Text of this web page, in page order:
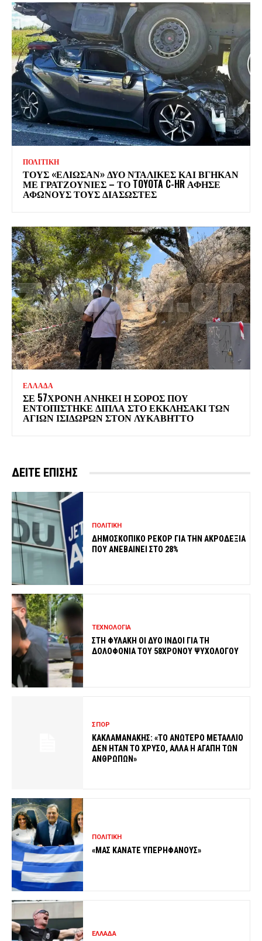
ΠΟΛΙΤΙΚΗ
ΤΟΥΣ «ΕΛΙΩΣΑΝ» ΔΥΟ ΝΤΑΛΙΚΕΣ ΚΑΙ ΒΓΗΚΑΝ
ΜΕ ΓΡΑΤΖΟΥΝΙΕΣ – ΤΟ TOYOTA C-HR ΑΦΗΣΕ
ΑΦΩΝΟΥΣ ΤΟΥΣ ΔΙΑΣΩΣΤΕΣ
ΕΛΛΑΔΑ
ΣΕ 57ΧΡΟΝΗ ΑΝΗΚΕΙ Η ΣΟΡΟΣ ΠΟΥ
ΕΝΤΟΠΙΣΤΗΚΕ ΔΙΠΛΑ ΣΤΟ ΕΚΚΛΗΣΑΚΙ ΤΩΝ
ΑΓΙΩΝ ΙΣΙΔΩΡΩΝ ΣΤΟΝ ΛΥΚΑΒΗΤΤΟ
ΔΕΙΤΕ ΕΠΙΣΗΣ
ΠΟΛΙΤΙΚΗ
ΔΗΜΟΣΚΟΠΙΚΟ ΡΕΚΟΡ ΓΙΑ ΤΗΝ ΑΚΡΟΔΕΞΙΑ
ΠΟΥ ΑΝΕΒΑΙΝΕΙ ΣΤΟ 28%
ΤΕΧΝΟΛΟΓΙΑ
ΣΤΗ ΦΥΛΑΚΗ ΟΙ ΔΥΟ ΙΝΔΟΙ ΓΙΑ ΤΗ
ΔΟΛΟΦΟΝΙΑ ΤΟΥ 58ΧΡΟΝΟΥ ΨΥΧΟΛΟΓΟΥ
ΣΠΟΡ
ΚΑΚΛΑΜΑΝΑΚΗΣ: «ΤΟ ΑΝΩΤΕΡΟ ΜΕΤΑΛΛΙΟ
ΔΕΝ ΗΤΑΝ ΤΟ ΧΡΥΣΟ, ΑΛΛΑ Η ΑΓΑΠΗ ΤΩΝ
ΑΝΘΡΩΠΩΝ»
ΠΟΛΙΤΙΚΗ
«ΜΑΣ ΚΑΝΑΤΕ ΥΠΕΡΗΦΑΝΟΥΣ»
ΕΛΛΑΔΑ